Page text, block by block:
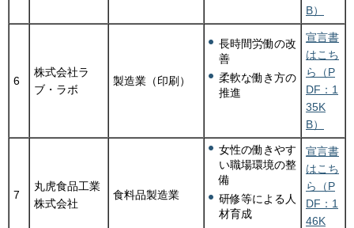
B）
6
株式会社ラ
ブ・ラボ
製造業（印刷）
長時間労働の改
善
柔軟な働き方の
推進
宣言書
はこち
ら（P
DF：1
35K
B）
7
丸虎食品工業
株式会社
食料品製造業
女性の働きやす
い職場環境の整
備
研修等による人
材育成
宣言書
はこち
ら（P
DF：1
46K